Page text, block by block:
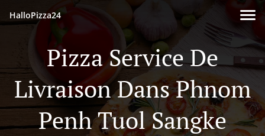
HalloPizza24
Pizza Service De
Livraison Dans Phnom
Penh Tuol Sangke